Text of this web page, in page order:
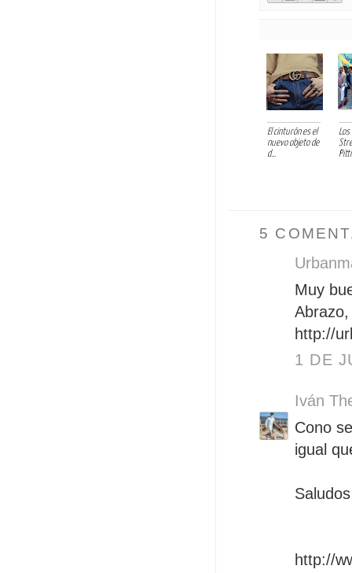
El cinturón es el
nuevo objeto de
d...
Los
Pitti
5
Muy
http://
1 DE
Iván
Cono
igual
Saludos
http://